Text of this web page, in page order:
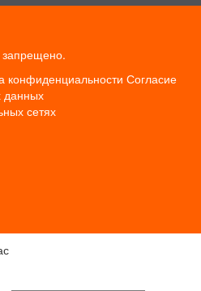
запрещено.
конфиденциальности Согласие
данных
сетях